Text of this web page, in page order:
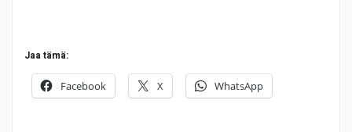
Jaa tämä:
Facebook X WhatsApp